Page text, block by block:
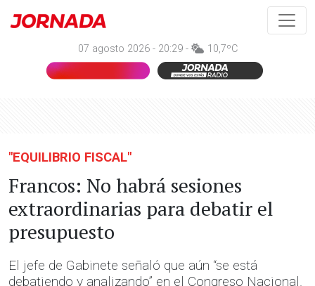
07 agosto 2026 - 20:29 - 10,7ºC
"EQUILIBRIO FISCAL"
Francos: No habrá sesiones
extraordinarias para debatir el
presupuesto
El jefe de Gabinete señaló que aún “se está
debatiendo y analizando” en el Congreso Nacional.